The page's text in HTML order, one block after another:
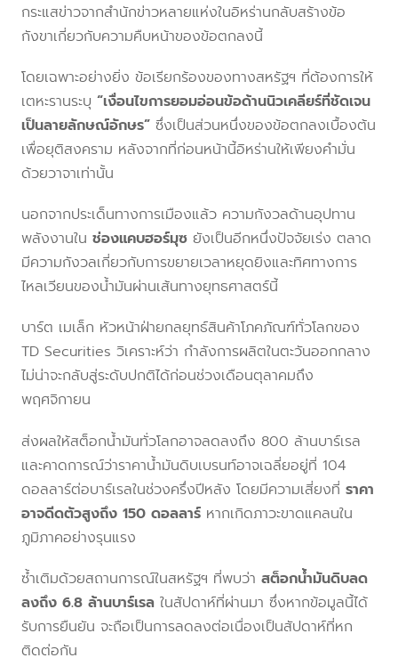
กระแสข่าวจากสำนักข่าวหลายแห่งในอิหร่านกลับสร้างข้อ
กังขาเกี่ยวกับความคืบหน้าของข้อตกลงนี้
โดยเฉพาะอย่างยิ่ง ข้อเรียกร้องของทางสหรัฐฯ ที่ต้องการให้
เตหะรานระบุ “เงื่อนไขการยอมอ่อนข้อด้านนิวเคลียร์ที่ชัดเจน
เป็นลายลักษณ์อักษร” ซึ่งเป็นส่วนหนึ่งของข้อตกลงเบื้องต้น
เพื่อยุติสงคราม หลังจากที่ก่อนหน้านี้อิหร่านให้เพียงคำมั่น
ด้วยวาจาเท่านั้น
นอกจากประเด็นทางการเมืองแล้ว ความกังวลด้านอุปทาน
พลังงานใน ช่องแคบฮอร์มุซ ยังเป็นอีกหนึ่งปัจจัยเร่ง ตลาด
มีความกังวลเกี่ยวกับการขยายเวลาหยุดยิงและทิศทางการ
ไหลเวียนของน้ำมันผ่านเส้นทางยุทธศาสตร์นี้
บาร์ต เมเล็ก หัวหน้าฝ่ายกลยุทธ์สินค้าโภคภัณฑ์ทั่วโลกของ
TD Securities วิเคราะห์ว่า กำลังการผลิตในตะวันออกกลาง
ไม่น่าจะกลับสู่ระดับปกติได้ก่อนช่วงเดือนตุลาคมถึง
พฤศจิกายน
ส่งผลให้สต็อกน้ำมันทั่วโลกอาจลดลงถึง 800 ล้านบาร์เรล
และคาดการณ์ว่าราคาน้ำมันดิบเบรนท์อาจเฉลี่ยอยู่ที่ 104
ดอลลาร์ต่อบาร์เรลในช่วงครึ่งปีหลัง โดยมีความเสี่ยงที่ ราคา
อาจดีดตัวสูงถึง 150 ดอลลาร์ หากเกิดภาวะขาดแคลนใน
ภูมิภาคอย่างรุนแรง
ซ้ำเติมด้วยสถานการณ์ในสหรัฐฯ ที่พบว่า สต็อกน้ำมันดิบลด
ลงถึง 6.8 ล้านบาร์เรล ในสัปดาห์ที่ผ่านมา ซึ่งหากข้อมูลนี้ได้
รับการยืนยัน จะถือเป็นการลดลงต่อเนื่องเป็นสัปดาห์ที่หก
ติดต่อกัน